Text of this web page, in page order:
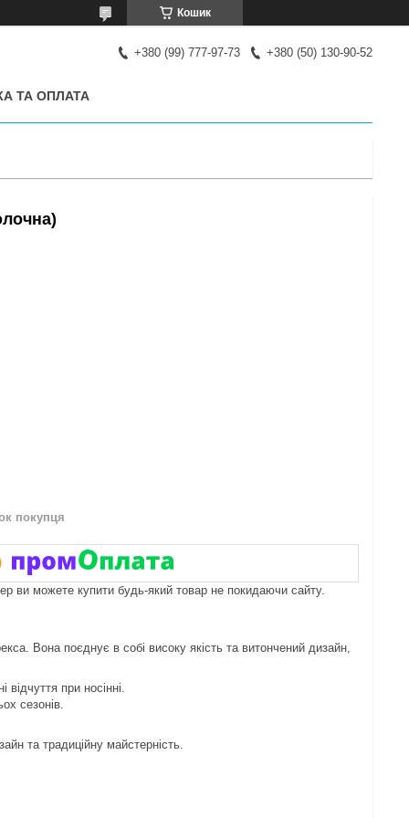
Кошик
+380 (99) 777-97-73 +380 (50) 130-90-52
ТА ОПЛАТА
покупця
ви можете купити будь-який товар не покидаючи сайту.
Вона поєднує в собі високу якість та витончений дизайн,
при носінні.
сезонів.
та традиційну майстерність.